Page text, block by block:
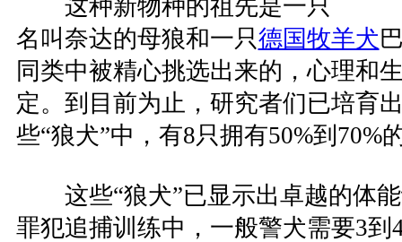
这种新物种的祖先是一只
名叫奈达的母狼和一只德国牧羊犬
同类中被精心挑选出来的，心理和
定。到目前为止，研究者们已培育
些“狼犬”中，有8只拥有50%到70%
这些“狼犬”已显示出卓越的体能
罪犯追捕训练中，一般警犬需要3到